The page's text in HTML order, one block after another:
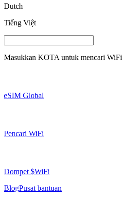
Dutch
Tiếng Việt
Masukkan KOTA untuk mencari WiFi
eSIM Global
Pencari WiFi
Dompet $WiFi
BlogPusat bantuan